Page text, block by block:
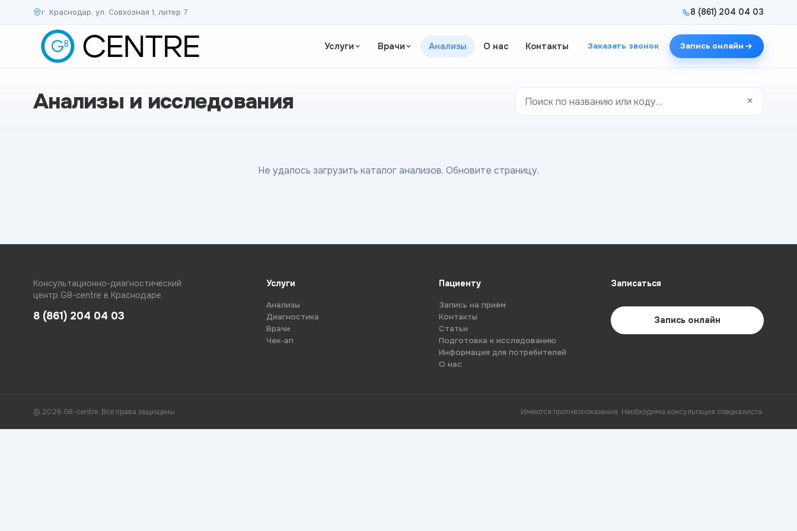
г. Краснодар, ул. Совхозная 1, литер 7 8 (861) 204 04 03
Услуги Врачи Анализы О нас Контакты Заказать звонок Запись онлайн
Анализы и исследования ×
Не удалось загрузить каталог анализов. Обновите страницу.
Консультационно-диагностический
центр G8-centre в Краснодаре
8 (861) 204 04 03
Услуги
Анализы
Диагностика
Врачи
Чек-ап
Пациенту
Запись на приём
Контакты
Статьи
Подготовка к исследованию
Информация для потребителей
О нас
Записаться
Запись онлайн
© 2026 G8-centre. Все права защищены. Имеются противопоказания. Необходима консультация специалиста.